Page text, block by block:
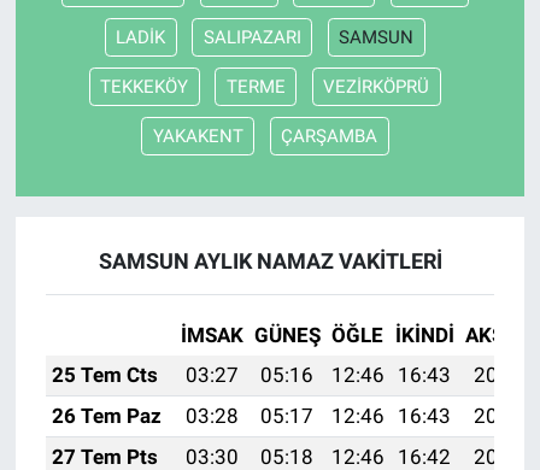
LADİK SALIPAZARI SAMSUN
TEKKEKÖY TERME VEZİRKÖPRÜ
YAKAKENT ÇARŞAMBA
SAMSUN AYLIK NAMAZ VAKITLERI
İMSAK GÜNEŞ ÖĞLE İKINDI AKŞAM
25 Tem Cts
03:27 05:16 12:46 16:43
20:07
26 Tem Paz
03:28 05:17 12:46 16:43
20:06
27 Tem Pts
03:30 05:18 12:46 16:42
20:05